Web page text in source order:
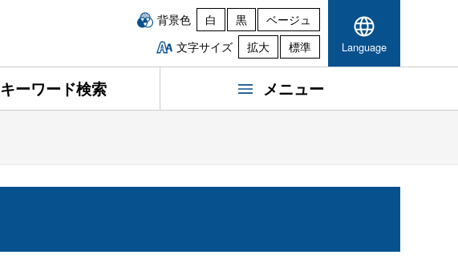
背景色 白 黒
ベージュ
文字サイズ
拡大 標準 Language
キーワード検索 メニュー